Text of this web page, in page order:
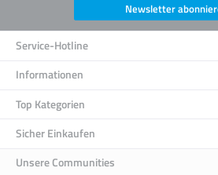
Newsletter
Service-Hotline
Informationen
Top Kategorien
Sicher Einkaufen
Unsere Communities